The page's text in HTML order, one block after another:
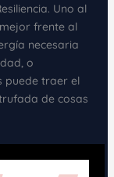
Uno al
frente al
necesaria
o
puede traer el
de cosas